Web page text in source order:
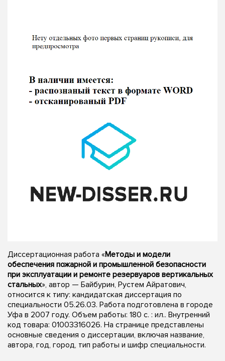
Диссертационная работа «Методы и модели
обеспечения пожарной и промышленной безопасности
при эксплуатации и ремонте резервуаров вертикальных
стальных», автор — Байбурин, Рустем Айратович,
относится к типу: кандидатская диссертация по
специальности 05.26.03. Работа подготовлена в городе
Уфа в 2007 году. Объем работы: 180 с. : ил.. Внутренний
код товара: 01003316026. На странице представлены
основные сведения о диссертации, включая название,
автора, год, город, тип работы и шифр специальности.